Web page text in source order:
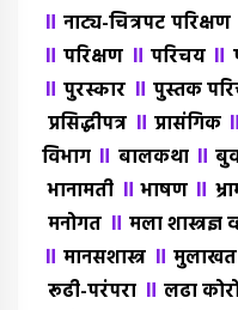
॥नाट्य-चित्रपट परिक्षण
॥परिक्षण ॥ परिचय ॥
॥पुरस्कार ॥ पुस्तक
प्रसिद्धीपत्र ॥ प्रासंगिक ॥
विभाग ॥ बालकथा ॥
भानामती ॥भाषण ॥
मनोगत ॥ मला शास्त्रज्ञ
॥मानसशास्त्र ॥ मुलाखत
रूढी-परंपरा ॥ लढा